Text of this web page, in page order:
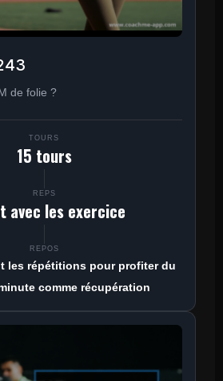
de folie ?
TOURS
15 tours
REPS
avec les exercice
REPOS
les répétitions pour profiter du
comme récupération